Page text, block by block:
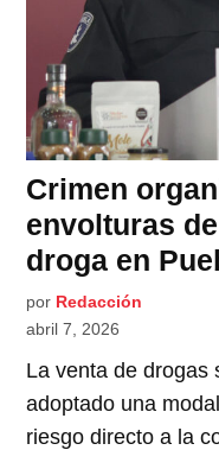
Crimen
envolturas
droga en
por Redacción
abril 7, 2026
La venta de drogas
adoptado una
riesgo directo a la